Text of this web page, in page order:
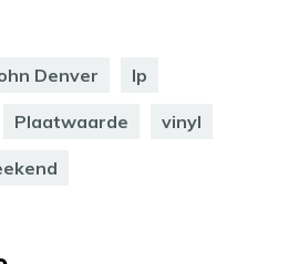
Denver lp
Plaatwaarde vinyl